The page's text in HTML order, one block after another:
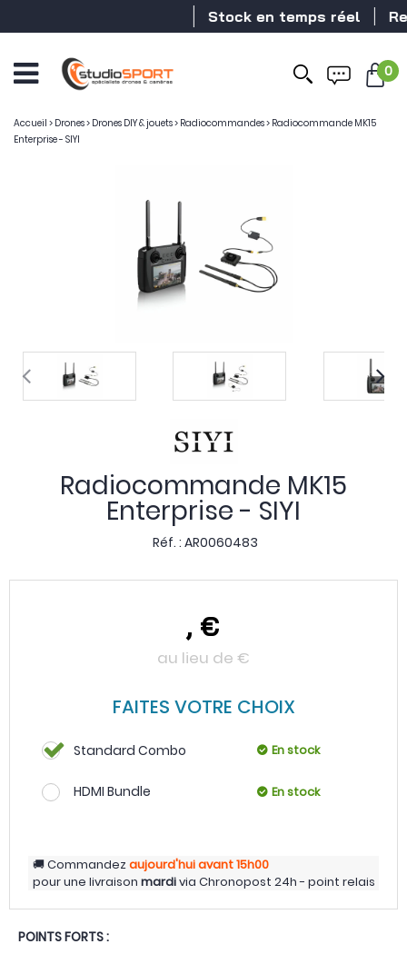
Stock en temps réel
0
Accueil > Drones> Drones DIY & jouets> Radiocommandes> Radiocommande MK15
Enterprise - SIYI
Radiocommande MK15
Enterprise - SIYI
Réf. : AR0060483
, €
au lieu de €
FAITES VOTRE CHOIX
Standard Combo En stock
HDMI Bundle En stock
Commandezaujourd'huiavant 15h00
pour une livraison mardivia Chronopost 24h - point relais
POINTS FORTS :